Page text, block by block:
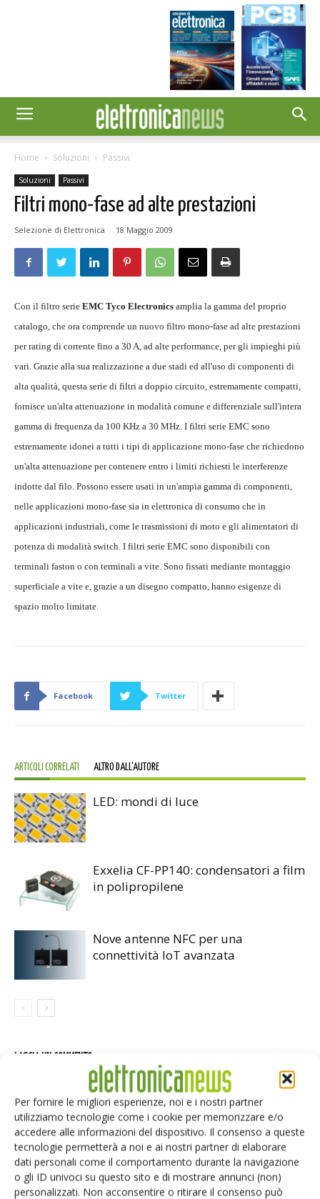
Per fornire le migliori esperienze, noi e i nostri partner
utilizziamo tecnologie come i cookie per memorizzare e/o
accedere alle informazioni del dispositivo. Il consenso a queste
tecnologie permetterà a noi e ai nostri partner di elaborare
dati personali come il comportamento durante la navigazione
o gli ID univoci su questo sito e di mostrare annunci (non)
personalizzati. Non acconsentire o ritirare il consenso può
Home Soluzioni Passivi
Soluzioni Passivi
Filtri mono-fase ad alte prestazioni
Selezione di Elettronica - 18 Maggio 2009
Con il filtro serie EMC Tyco Electronics amplia la gamma del proprio
catalogo, che ora comprende un nuovo filtro mono-fase ad alte prestazioni
per rating di corrente fino a 30 A, ad alte performance, per gli impieghi più
vari. Grazie alla sua realizzazione a due stadi ed all'uso di componenti di
alta qualità, questa serie di filtri a doppio circuito, estremamente compatti,
fornisce un'alta attenuazione in modalità comune e differenziale sull'intera
gamma di frequenza da 100 KHz a 30 MHz. I filtri serie EMC sono
estremamente idonei a tutti i tipi di applicazione mono-fase che richiedono
un'alta attenuazione per contenere entro i limiti richiesti le interferenze
indotte dal filo. Possono essere usati in un'ampia gamma di componenti,
nelle applicazioni mono-fase sia in elettronica di consumo che in
applicazioni industriali, come le trasmissioni di moto e gli alimentatori di
potenza di modalità switch. I filtri serie EMC sono disponibili con
terminali faston o con terminali a vite. Sono fissati mediante montaggio
superficiale a vite e, grazie a un disegno compatto, hanno esigenze di
spazio molto limitate.
Facebook Twitter
ARTICOLI CORRELATI ALTRO DALL'AUTORE
LED: mondi di luce
Exxelia CF-PP140: condensatori a film
in polipropilene
Nove antenne NFC per una
connettività IoT avanzata
LASCIA UN COMMENTO